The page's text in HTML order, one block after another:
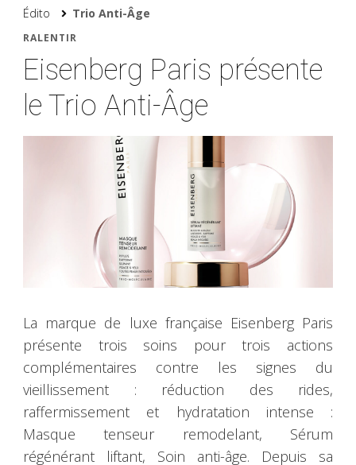
Édito Trio Anti-Âge
RALENTIR
Eisenberg Paris présente
le Trio Anti-Âge
La marque de luxe française Eisenberg Paris
présente trois soins pour trois actions
complémentaires contre les signes du
vieillissement : réduction des rides,
raffermissement et hydratation intense :
Masque tenseur remodelant, Sérum
régénérant liftant, Soin anti-âge. Depuis sa